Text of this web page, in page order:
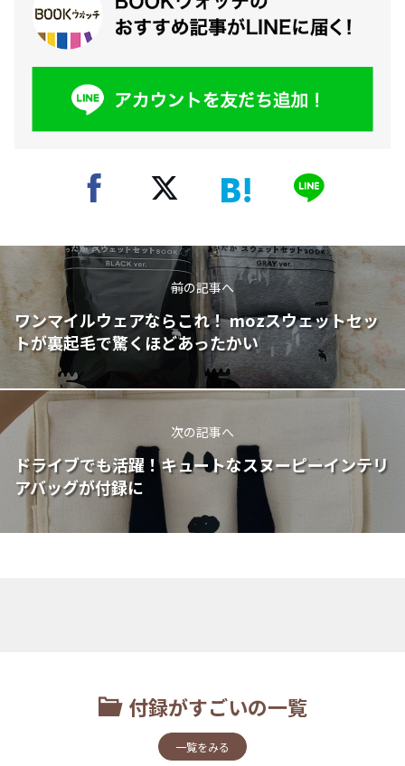
前の記事へ
ワンマイルウェアならこれ！ mozスウェットセッ
トが裏起毛で驚くほどあったかい
次の記事へ
ドライブでも活躍！キュートなスヌーピーインテリ
アバッグが付録に
付録がすごいの一覧
一覧をみる